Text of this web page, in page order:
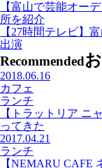
【富山で芸能オー
所を紹介
【27時間テレビ】
出演
Recommended
2018.06.16
カフェ
ランチ
【トラットリア ニ
ってきた
2017.04.21
ランチ
【NEMARU CAFE